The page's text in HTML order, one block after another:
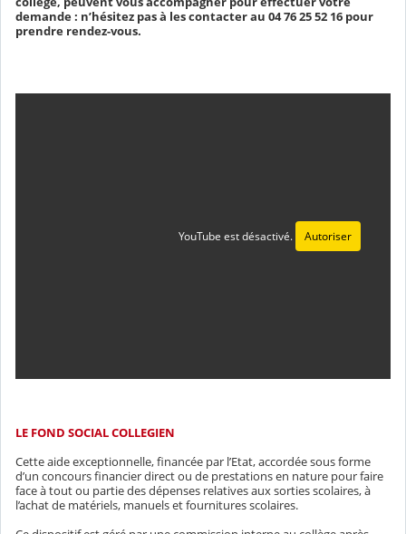
demande : n’hésitez pas à les contacter au 04 76 25 52 16 pour
prendre rendez-vous.
YouTube est désactivé. Autoriser
LE FOND SOCIAL COLLEGIEN
Cette aide exceptionnelle, financée par l’Etat, accordée sous forme
d’un concours financier direct ou de prestations en nature pour faire
face à tout ou partie des dépenses relatives aux sorties scolaires, à
l’achat de matériels, manuels et fournitures scolaires.